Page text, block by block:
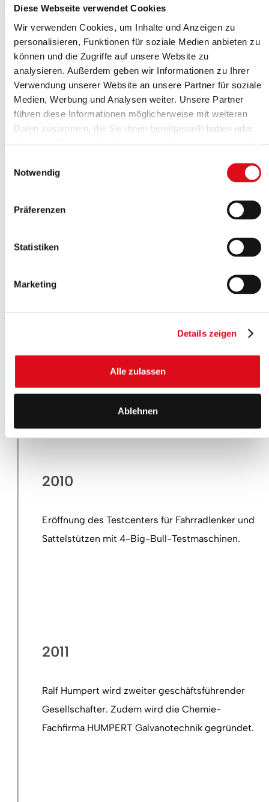
Diese Webseite verwendet Cookies
Wir verwenden Cookies, um Inhalte und Anzeigen zu
personalisieren, Funktionen für soziale Medien anbieten zu
können und die Zugriffe auf unsere Website zu
analysieren. Außerdem geben wir Informationen zu Ihrer
Verwendung unserer Website an unsere Partner für soziale
Medien, Werbung und Analysen weiter. Unsere Partner
führen diese Informationen möglicherweise mit weiteren
Daten zusammen, die Sie ihnen bereitgestellt haben oder
Notwendig
Präferenzen
Statistiken
Marketing
Details zeigen
Alle zulassen
Ablehnen
2008
Im Juni feiert HUMPERT im Dortmunder Signal-
Iduna-Park mit ca. 300 Gästen das 90-jährige
Firmenjubiläum. Die Mitgesellschafter Ursula
45 Jahren aktiver Tätigkeit im Unternehmen in
den Ruhestand verabschiedet.
2009
Einführung der Marke ergotec und Präsentation
auf die Weltfinanzkrise.
2010
Eröffnung des Testcenters für Fahrradlenker und
Sattelstützen mit 4-Big-Bull-Testmaschinen.
2011
Ralf Humpert wird zweiter geschäftsführender
Gesellschafter. Zudem wird die Chemie-
Fachfirma HUMPERT Galvanotechnik gegründet.